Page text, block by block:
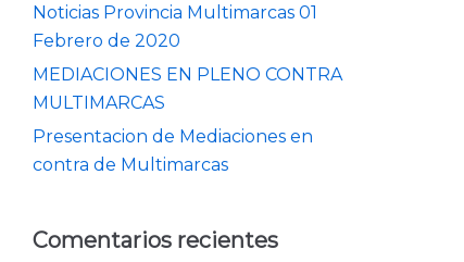
Noticias Provincia Multimarcas 01
Febrero de 2020
MEDIACIONES EN PLENO CONTRA
MULTIMARCAS
Presentacion de Mediaciones en
contra de Multimarcas
Comentarios recientes